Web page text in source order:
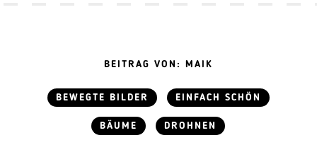
BEITRAG VON: MAIK
BEWEGTE BILDER EINFACH SCHÖN
BÄUME DROHNEN